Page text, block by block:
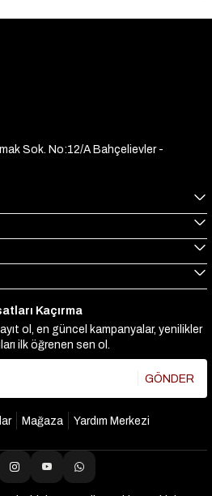
Sok. No:12/A Bahçelievler -
Kaçırma
ol, en güncel kampanyalar, yenilikler
ilk öğrenen sen ol.
GÖNDER
Mağaza Yardım Merkezi